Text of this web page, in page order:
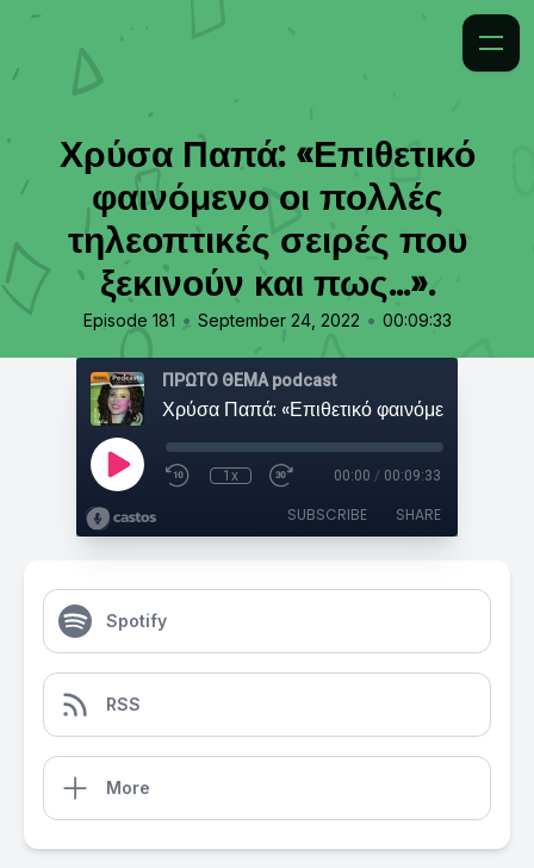
Χρύσα Παπά: «Επιθετικό
φαινόμενο οι πολλές
τηλεοπτικές σειρές που
ξεκινούν και πως...».
Episode 181 • September 24, 2022 • 00:09:33
ΠΡΩΤΟ ΘΕΜΑ podcast
1x 00:00 / 00:09:33
SUBSCRIBE SHARE
Spotify
RSS
More